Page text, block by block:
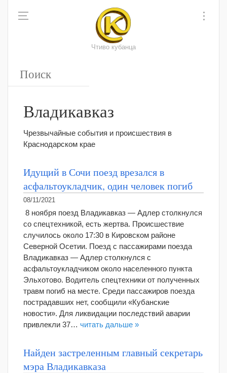
Чтиво кубанца
Владикавказ
Чрезвычайные события и происшествия в
Краснодарском крае
Идущий в Сочи поезд врезался в
асфальтоукладчик, один человек погиб
08/11/2021
8 ноября поезд Владикавказ — Адлер столкнулся
со спецтехникой, есть жертва. Происшествие
случилось около 17:30 в Кировском районе
Северной Осетии. Поезд с пассажирами поезда
Владикавказ — Адлер столкнулся с
асфальтоукладчиком около населенного пункта
Эльхотово. Водитель спецтехники от полученных
травм погиб на месте. Среди пассажиров поезда
пострадавших нет, сообщили «Кубанские
новости». Для ликвидации последствий аварии
привлекли 37… читать дальше »
Найден застреленным главный секретарь
мэра Владикавказа